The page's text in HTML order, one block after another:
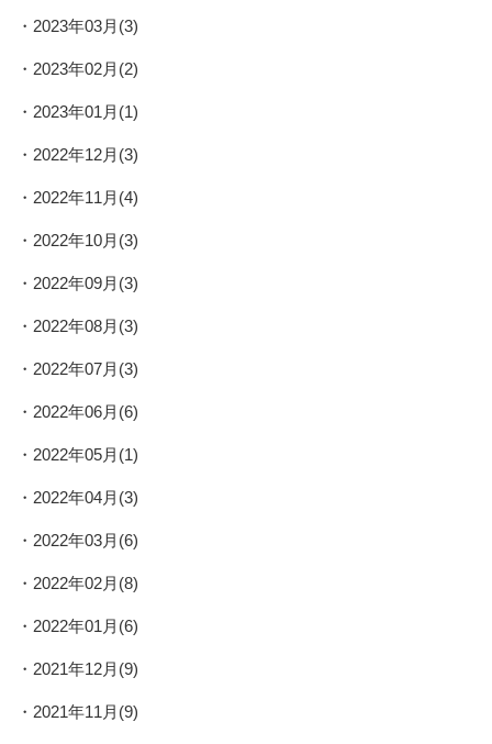
2023年03月(3)
2023年02月(2)
2023年01月(1)
2022年12月(3)
2022年11月(4)
2022年10月(3)
2022年09月(3)
2022年08月(3)
2022年07月(3)
2022年06月(6)
2022年05月(1)
2022年04月(3)
2022年03月(6)
2022年02月(8)
2022年01月(6)
2021年12月(9)
2021年11月(9)